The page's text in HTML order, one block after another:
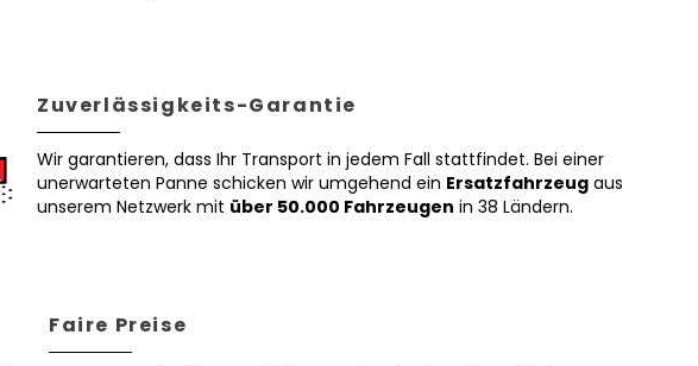
Zuverlässigkeits-Garantie
Wir garantieren, dass Ihr Transport in jedem Fall stattfindet. Bei einer
unerwarteten Panne schicken wir umgehend ein Ersatzfahrzeug aus
unserem Netzwerk mit über 50.000 Fahrzeugen in 38 Ländern.
Faire Preise